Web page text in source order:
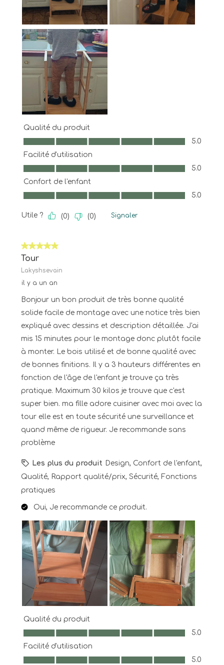
Qualité du produit
Qualité du produit, 5.0 sur 5
5.0
Facilité d'utilisation
Facilité d'utilisation, 5.0 sur 5
5.0
Confort de l'enfant
Confort de l'enfant, 5.0 sur 5
5.0
Utile ? (0) (0) Signaler
5 sur 5 étoiles.
Tour
Lakyshsevain
il y a un an
Bonjour un bon produit de très bonne qualité
solide facile de montage avec une notice très bien
expliqué avec dessins et description détaillée. J'ai
mis 15 minutes pour le montage donc plutôt facile
à monter. Le bois utilisé et de bonne qualité avec
de bonnes finitions. Il y a 3 hauteurs différentes en
fonction de l'âge de l'enfant je trouve ça très
pratique. Maximum 30 kilos je trouve que c'est
super bien. ma fille adore cuisiner avec moi avec la
tour elle est en toute sécurité une surveillance et
quand même de rigueur. Je recommande sans
problème
Les plus du produit Design, Confort de l'enfant,
Qualité, Rapport qualité/prix, Sécurité, Fonctions
pratiques
Oui, Je recommande ce produit.
Qualité du produit
Qualité du produit, 5.0 sur 5
5.0
Facilité d'utilisation
Facilité d'utilisation, 5.0 sur 5
5.0